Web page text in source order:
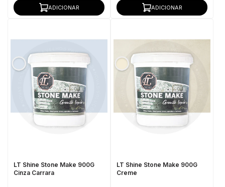
ADICIONAR ADICIONAR
LT Shine Stone Make 900G
Cinza Carrara
LT Shine Stone Make 900G
Creme